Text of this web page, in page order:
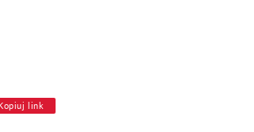
link